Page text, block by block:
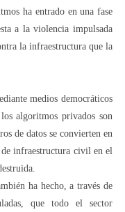
ha entrado en una fase
a la violencia impulsada
la infraestructura que la
medios democráticos
algoritmos privados son
de datos se convierten en
infraestructura civil en el
ha hecho, a través de
que todo el sector